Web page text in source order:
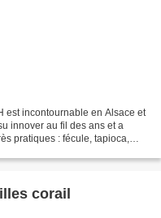
est incontournable en Alsace et
innover au fil des ans et a
pratiques : fécule, tapioca,
corail